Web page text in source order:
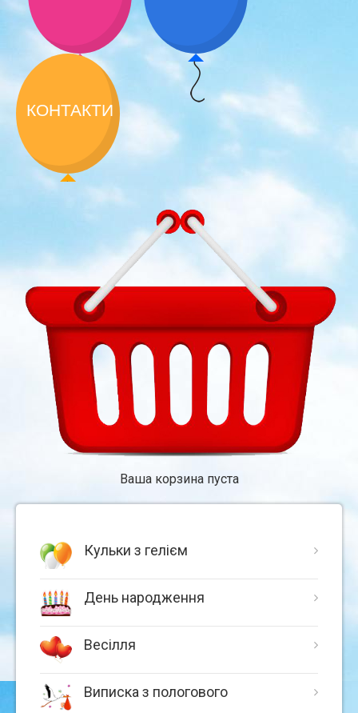
КОНТАКТИ
Ваша корзина пуста
Кульки з гелієм
День народження
Весілля
Виписка з пологового